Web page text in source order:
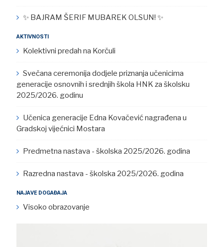
✨ BAJRAM ŠERIF MUBAREK OLSUN! ✨
AKTIVNOSTI
Kolektivni predah na Korčuli
Svečana ceremonija dodjele priznanja učenicima
generacije osnovnih i srednjih škola HNK za školsku
2025/2026. godinu
Učenica generacije Edna Kovačević nagrađena u
Gradskoj vijećnici Mostara
Predmetna nastava - školska 2025/2026. godina
Razredna nastava - školska 2025/2026. godina
NAJAVE DOGAĐAJA
Visoko obrazovanje